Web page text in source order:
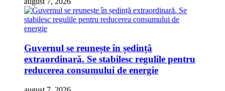
Guvernul se reunește în ședință
extraordinară. Se stabilesc regulile pentru
reducerea consumului de energie